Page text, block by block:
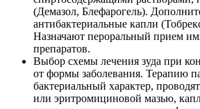
(Демазол, Блефарогель).
антибактериальные капли
Назначают пероральный прием
препаратов.
Выбор схемы лечения зуда при
от формы заболевания. Терапию
бактериальный характер,
или эритромициновой мазью,